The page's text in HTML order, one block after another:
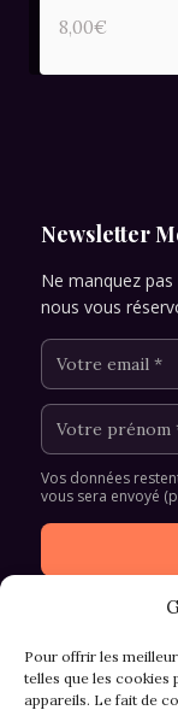
Pour offrir les
telles que les
appareils. Le fait de
8,00€
Newsletter
Ne manquez
nous vous
Vos données
vous sera envoyé